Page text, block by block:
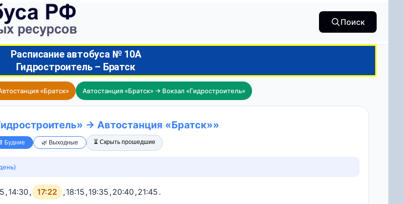
Поиск
Расписание автобуса № 10А
Гидростроитель – Братск
«Братск» Автостанция «Братск» → Вокзал «Гидростроитель»
→ Автостанция «Братск»»
Будние 🌿 Выходные ⏳ Скрыть прошедшие
,14:30 , 17:22 ,18:15 ,19:35 ,20:40 ,21:45 .